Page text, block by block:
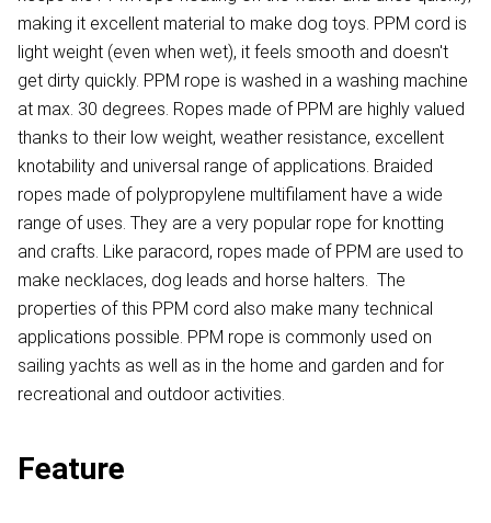
making it excellent material to make dog toys. PPM cord is
light weight (even when wet), it feels smooth and doesn't
get dirty quickly. PPM rope is washed in a washing machine
at max. 30 degrees. Ropes made of PPM are highly valued
thanks to their low weight, weather resistance, excellent
knotability and universal range of applications. Braided
ropes made of polypropylene multifilament have a wide
range of uses. They are a very popular rope for knotting
and crafts. Like paracord, ropes made of PPM are used to
make necklaces, dog leads and horse halters. The
properties of this PPM cord also make many technical
applications possible. PPM rope is commonly used on
sailing yachts as well as in the home and garden and for
recreational and outdoor activities.
Feature